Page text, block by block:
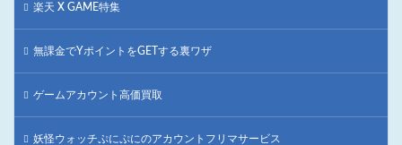
楽天 X GAME特集
無課金でYポイントをGETする裏ワザ
ゲームアカウント高価買取
妖怪ウォッチぷにぷにのアカウントフリマサービス